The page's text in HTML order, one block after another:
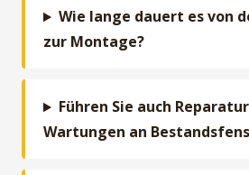
Wie lange dauert es von
zur Montage?
Führen Sie auch
Wartungen an